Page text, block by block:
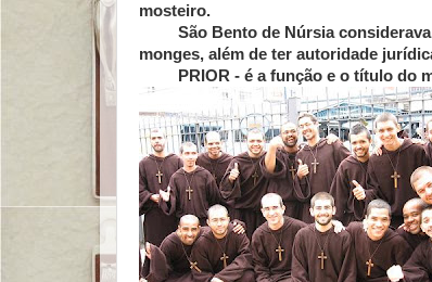
mosteiro.
São Bento de Núrsia
monges, além de ter autoridade
PRIOR - é a função e o título do